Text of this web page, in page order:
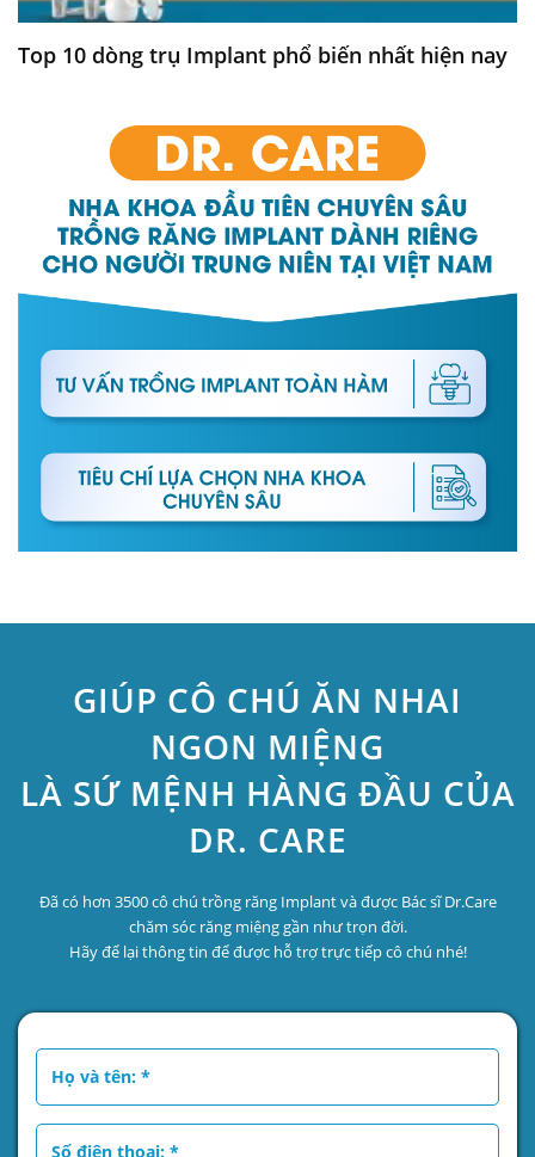
Top 10 dòng trụ Implant phổ biến nhất hiện nay
GIÚP CÔ CHÚ ĂN NHAI
NGON MIỆNG
LÀ SỨ MỆNH HÀNG ĐẦU CỦA
DR. CARE
Đã có hơn 3500 cô chú trồng răng Implant và được Bác sĩ Dr.Care
chăm sóc răng miệng gần như trọn đời.
Hãy để lại thông tin để được hỗ trợ trực tiếp cô chú nhé!